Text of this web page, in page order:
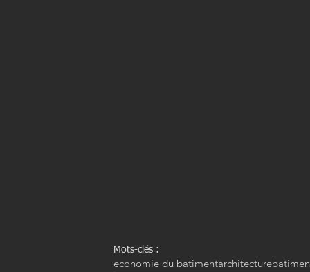
Mots-clés :
economie du batimentarchitecture